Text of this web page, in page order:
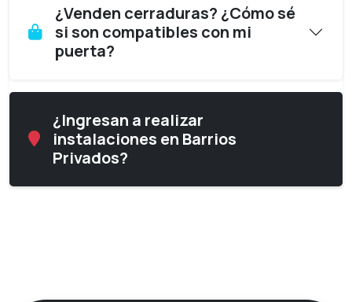
¿Venden cerraduras? ¿Cómo sé
si son compatibles con mi
puerta?
¿Ingresan a realizar
instalaciones en Barrios
Privados?